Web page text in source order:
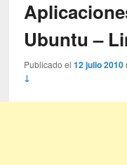
Ubuntu –
Publicado el12 julio 2010
↓